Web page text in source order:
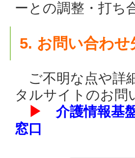
ーとの調整・打ち
5. お問い合わせ
ご不明な点や詳
タルサイトのお問
▶
介護情報基
窓口